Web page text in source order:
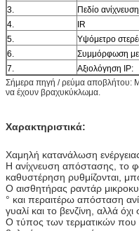
3.
Πεδίο
4.
IR
5.
Υψόμετρο
6.
Συμμόρφωση
7.
Αξιολόγηση IP:
Σήμερα πηγή / ρεύμα αποβλήτου:
να έχουν βραχυκύκλωμα.
Χαρακτηριστικά:
Χαμηλή κατανάλωση
Η ανίχνευση απόστασης, το
καθυστέρηση ρυθμίζονται,
Ο αισθητήρας ραντάρ
° και περαιτέρω απόσταση
γυαλί και το βενζίνη, αλλά όχι
Ο τύπος των τερματικών που